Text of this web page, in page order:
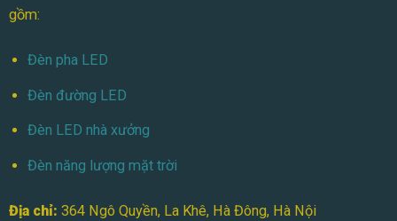
gồm:
Đèn pha LED
Đèn đường LED
Đèn LED nhà xưởng
Đèn năng lượng mặt trời
Địa chỉ: 364 Ngô Quyền, La Khê, Hà Đông, Hà Nội